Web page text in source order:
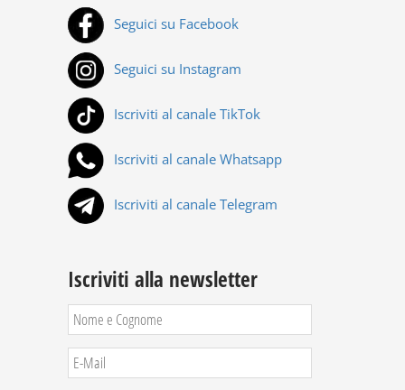
Seguici su Facebook
Seguici su Instagram
Iscriviti al canale TikTok
Iscriviti al canale Whatsapp
Iscriviti al canale Telegram
Iscriviti alla newsletter